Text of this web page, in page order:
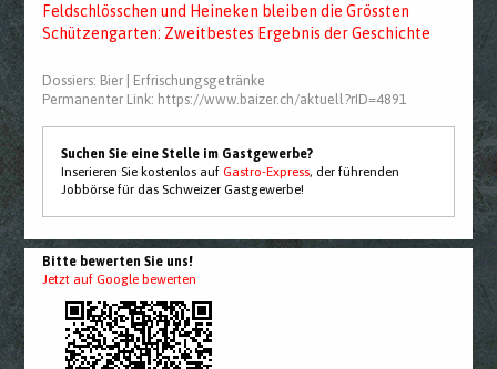
Feldschlösschen und Heineken bleiben die Grössten
Schützengarten: Zweitbestes Ergebnis der Geschichte
Dossiers: Bier
Erfrischungsgetränke
Permanenter Link: https://www.baizer.ch/aktuell?rID=4891
Suchen Sie eine Stelle im Gastgewerbe?
Inserieren Sie kostenlos aufGastro-Express, der führenden
Jobbörse für das Schweizer Gastgewerbe!
Bitte bewerten Sie uns!
Jetzt auf Google bewerten